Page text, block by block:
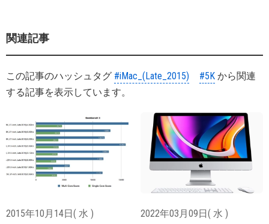
関連記事
この記事のハッシュタグ #iMac_(Late_2015) #5K から関連
する記事を表示しています。
2015年10月14日( 水 ) 2022年03月09日( 水 )